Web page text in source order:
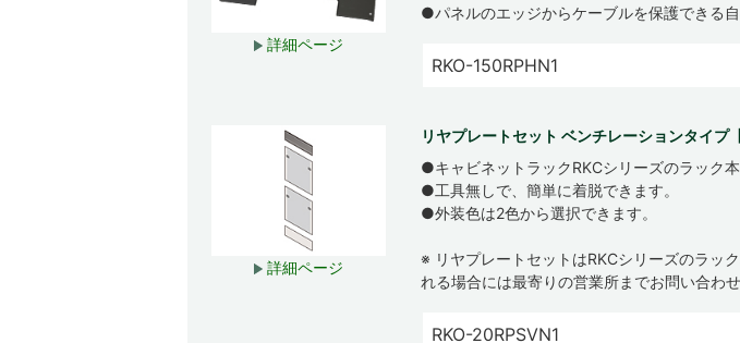
詳細ページ
●パネルのエッジからケーブルを保護できる自
RKO-150RPHN1
詳細ページ
リヤプレートセット ベンチレーションタイプ
●キャビネットラックRKCシリーズのラック
●工具無しで、簡単に着脱できます。
●外装色は2色から選択できます。
※ リヤプレートセットはRKCシリーズのラッ
れる場合には最寄りの営業所までお問い合わせ
RKO-20RPSVN1